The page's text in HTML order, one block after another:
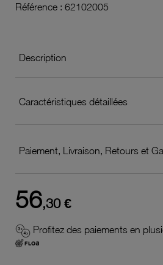
Référence : 62102005
Description
Caractéristiques détaillées
Paiement, Livraison, Retours et
56,30 €
Profitez des paiements en